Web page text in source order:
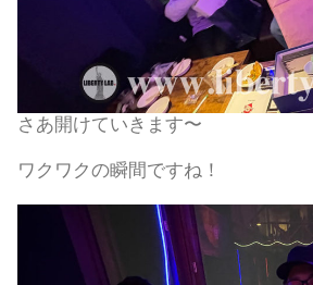
さあ開けていきます〜
ワクワクの瞬間ですね！